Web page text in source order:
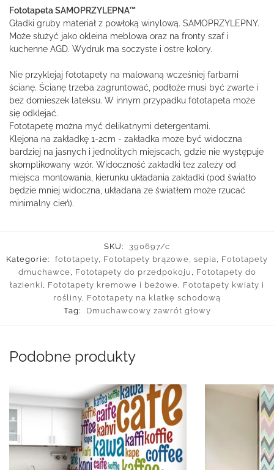
Fototapeta SAMOPRZYLEPNA™
Gładki gruby materiał z powłoką winylową. SAMOPRZYLEPNY.
Może służyć jako okleina meblowa oraz na fronty szaf i
kuchenne AGD. Wydruk ma soczyste i ostre kolory.
Nie przyklejaj fototapety na malowaną wcześniej farbami
ścianę. Ścianę trzeba zagruntować, podłoże musi być zwarte i
bez domieszek lateksu. W innym przypadku fototapeta może
się odklejać.
Fototapetę można myć delikatnymi detergentami.
Klejona na zakładkę 1-2cm - zakładka może być widoczna
bardziej na jasnych i jednolitych miejscach, gdzie nie występuje
skomplikowany wzór. Widoczność zakładki tez zależy od
miejsca montowania, kierunku układania zakładki (pod światło
będzie mniej widoczna, układana ze światłem może rzucać
minimalny cień).
SKU:
390697/c
Kategorie:
fototapety, Fototapety brązowe, sepia, Fototapety
dmuchawce, Fototapety do przedpokoju , Fototapety do
łazienki , Fototapety kremowe i beżowe, Fototapety kwiaty i
rośliny, Fototapety na klatkę schodową
Tag:
Dmuchawcowy zawrót głowy
Podobne produkty